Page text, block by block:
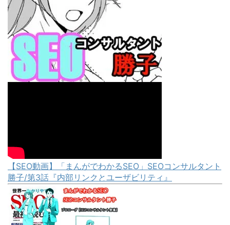
【SEO動画】「まんがでわかるSEO」SEOコンサルタント
勝子/第3話『内部リンクとユーザビリティ』